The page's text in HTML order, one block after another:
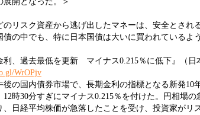
リスク資産から逃げ出したマネーは、安全とされ
債の中でも、特に日本国債は大いに買われているよ
利、過去最低を更新 マイナス0.215％に低下』（
WrOPjv
後の国内債券市場で、長期金利の指標となる新発10
12時30分すぎにマイナス0.215％を付けた。円相場
、日経平均株価が急落したことを受け、投資家がリ